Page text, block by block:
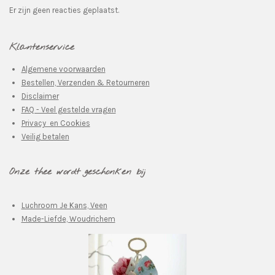
Er zijn geen reacties geplaatst.
Klantenservice
Algemene voorwaarden
Bestellen, Verzenden & Retourneren
Disclaimer
FAQ - Veel gestelde vragen
Privacy en Cookies
Veilig betalen
Onze thee wordt geschonken bij
Luchroom Je Kans, Veen
Made-Liefde, Woudrichem